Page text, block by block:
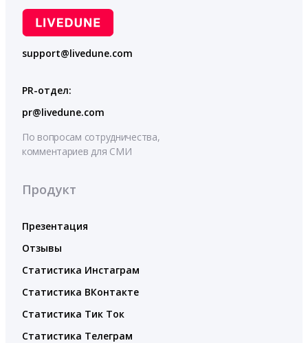
support@livedune.com
PR-отдел:
pr@livedune.com
По вопросам сотрудничества,
комментариев для СМИ
Продукт
Презентация
Отзывы
Статистика Инстаграм
Статистика ВКонтакте
Статистика Тик Ток
Статистика Телеграм